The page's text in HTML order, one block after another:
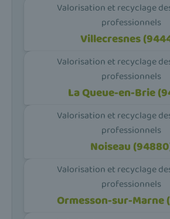
Valorisation et recyclage
professionnels
Villecresnes
Valorisation et recyclage
professionnels
La Queue-en-Brie
Valorisation et recyclage
professionnels
Noiseau
Valorisation et recyclage
professionnels
Ormesson-sur-Marne